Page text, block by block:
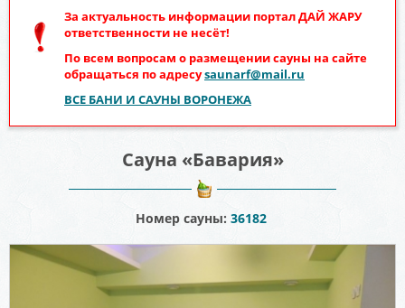
За актуальность информации порталДАЙ ЖАРУ
ответственности не несёт!
По всем вопросам о размещении сауны на сайте
обращаться по адресуsaunarf@mail.ru
ВСЕ БАНИ И САУНЫ ВОРОНЕЖА
Сауна «Бавария»
Номер сауны: 36182